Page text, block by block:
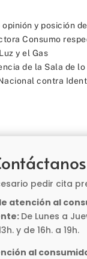
y posición
Consumo
y el Gas
de la Sala de lo
contra
pedir cita
atención al
De Lunes a
y de 16h. a 19h.
al